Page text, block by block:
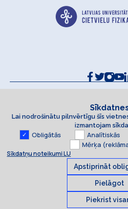
Kontakti un rekvizīti
Piekļūstamības paziņojums
Lai nodrošinātu pilnvērtīgu šīs
izmantojam
Obligātās Analītiskās
Mērķa
Sīkdatņu noteikumi LU
Apstiprināt
Pielāgot
Piekrist